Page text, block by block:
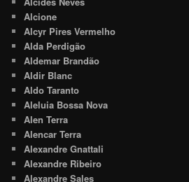
Alcione
Alcyr Pires Vermelho
Alda Perdigão
Aldemar Brandão
Aldir Blanc
Aldo Taranto
Aleluia Bossa Nova
Alen Terra
Alencar Terra
Alexandre Gnattali
Alexandre Ribeiro
Alexandre Sales